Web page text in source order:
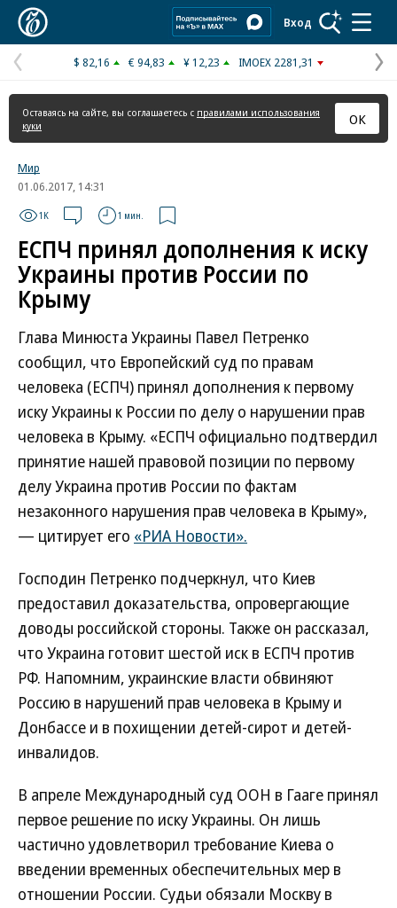
Вход
Предыдущая
страница
$ 82,16 € 94,83 ¥ 12,23 IMOEX 2281,31
Оставаясь на сайте, вы соглашаетесь с правилами использования
куки
ОК
Мир
01.06.2017, 14:31
1K 1 мин.
ЕСПЧ принял дополнения к иску
Украины против России по
Крыму
Глава Минюста Украины Павел Петренко
сообщил, что Европейский суд по правам
человека (ЕСПЧ) принял дополнения к первому
иску Украины к России по делу о нарушении прав
человека в Крыму. «ЕСПЧ официально подтвердил
принятие нашей правовой позиции по первому
делу Украина против России по фактам
незаконного нарушения прав человека в Крыму»,
— цитирует его «РИА Новости».
Господин Петренко подчеркнул, что Киев
предоставил доказательства, опровергающие
доводы российской стороны. Также он рассказал,
что Украина готовит шестой иск в ЕСПЧ против
РФ. Напомним, украинские власти обвиняют
Россию в нарушений прав человека в Крыму и
Донбассе и в похищении детей-сирот и детей-
инвалидов.
В апреле Международный суд ООН в Гааге принял
первое решение по иску Украины. Он лишь
частично удовлетворил требование Киева о
введении временных обеспечительных мер в
отношении России. Судьи обязали Москву в